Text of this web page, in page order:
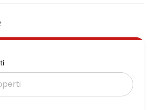
AC dan smart home system
dapat diakses dua mobil
anak dan clubhouse lengkap